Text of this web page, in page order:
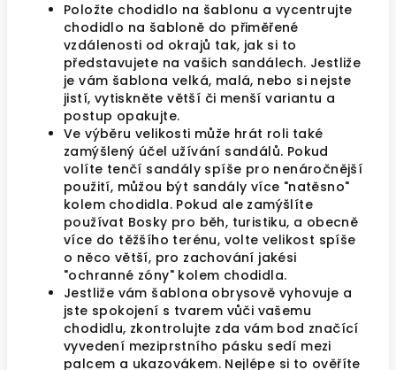
Položte chodidlo na šablonu a vycentrujte
chodidlo na šabloně do přiměřené
vzdálenosti od okrajů tak, jak si to
představujete na vašich sandálech. Jestliže
je vám šablona velká, malá, nebo si nejste
jistí, vytiskněte větší či menší variantu a
postup opakujte.
Ve výběru velikosti může hrát roli také
zamýšlený účel užívání sandálů. Pokud
volíte tenčí sandály spíše pro nenáročnější
použití, můžou být sandály více "natěsno"
kolem chodidla. Pokud ale zamýšlíte
používat Bosky pro běh, turistiku, a obecně
více do těžšího terénu, volte velikost spíše
o něco větší, pro zachování jakési
"ochranné zóny" kolem chodidla.
Jestliže vám šablona obrysově vyhovuje a
jste spokojení s tvarem vůči vašemu
chodidlu, zkontrolujte zda vám bod značící
vyvedení meziprstního pásku sedí mezi
palcem a ukazovákem. Nejlépe si to ověříte